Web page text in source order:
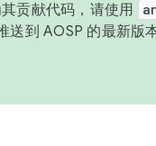
贡献代码，请使用
送到 AOSP 的最新版